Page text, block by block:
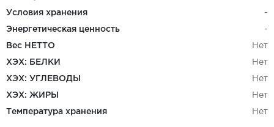
Условия хранения -
Энергетическая ценность -
Вес НЕТТО Нет
ХЭХ: БЕЛКИ Нет
ХЭХ: УГЛЕВОДЫ Нет
ХЭХ: ЖИРЫ Нет
Температура хранения Нет